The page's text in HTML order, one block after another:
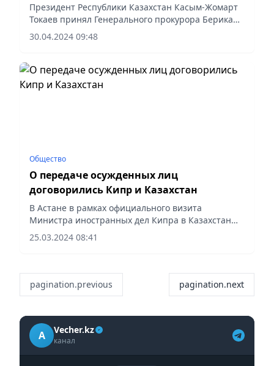
Президент Республики Казахстан Касым-Жомарт
Токаев принял Генерального прокурора Берика
Асылова.
30.04.2024 09:48
Общество
О передаче осужденных лиц
договорились Кипр и Казахстан
В Астане в рамках официального визита
Министра иностранных дел Кипра в Казахстан
состоялась церемония подписания Соглашения
между Республикой Казахстан и Республикой
25.03.2024 08:41
pagination.previous pagination.next
A Vecher.kz
канал